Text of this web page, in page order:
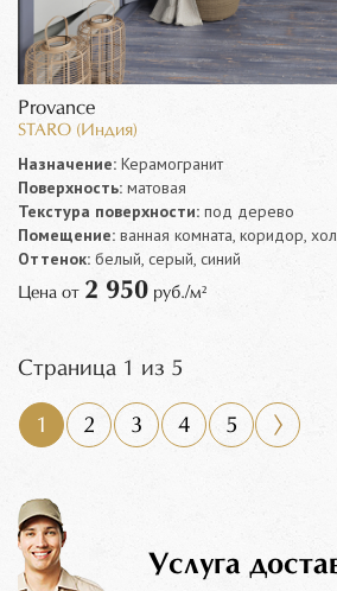
Provance
STARO (Индия)
Назначение: Керамогранит
Поверхность: матовая
Текстура поверхности: под дерево
Помещение: ванная комната, коридор,
Оттенок: белый, серый, синий
Цена от 2 950 руб./м²
Страница 1 из 5
1 2 3 4 5
Услуга